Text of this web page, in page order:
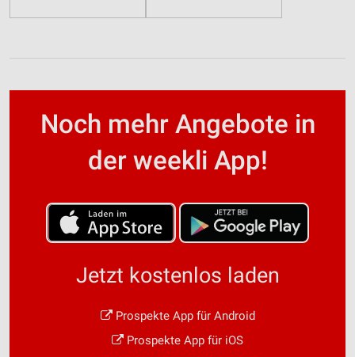
Noch mehr Angebote in
der weekli App!
Jetzt kostenlos laden
Prospekte App für Android
Prospekte App für iOS